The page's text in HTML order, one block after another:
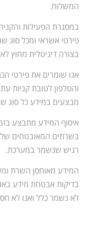
המשלוח.
פירטי אשראי ומכל סוג
בצורה דיגיטלית מחוץ
אנו שומרים את פירטי
והטלפון לטובת קניות
מבצעים במידע כל סוג
איסוף המידע מתבצע
בשרתים המאובטחים
רגיש שנשמר במערכת.
המידע מאוחסן השרת
בדיקות אבטחת מידע
לא נשמר כלל ואנו לא